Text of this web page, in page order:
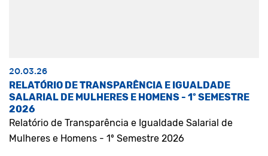
20.03.26
RELATÓRIO DE TRANSPARÊNCIA E IGUALDADE
SALARIAL DE MULHERES E HOMENS - 1º SEMESTRE
2026
Relatório de Transparência e Igualdade Salarial de
Mulheres e Homens - 1º Semestre 2026